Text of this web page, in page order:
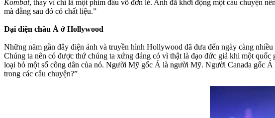
Kombat, thay vì chỉ là một phim đấu võ đơn lẻ. Anh đã khởi động một câu chuyện
mà đằng sau đó có chất liệu.”
Đại diện châu Á ở Hollywood
Những năm gần đây điện ảnh và truyền hình Hollywood đã đưa đến ngày càng
Chúng ta nên có được thứ chúng ta xứng đáng có vì thật là đạo đức giả khi một
loại bỏ một số công dân của nó. Người Mỹ gốc Á là người Mỹ. Người Canada gốc
trong các câu chuyện?”